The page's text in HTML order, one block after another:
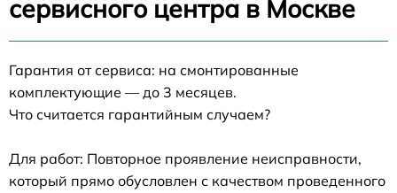
сервисного центра в Москве
Гарантия от сервиса: на смонтированные
комплектующие — до 3 месяцев.
Что считается гарантийным случаем?
Для работ: Повторное проявление неисправности,
который прямо обусловлен с качеством проведенного